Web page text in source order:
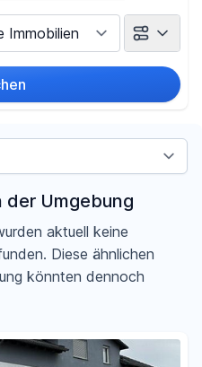
der Umgebung
aktuell keine
Diese ähnlichen
könnten dennoch